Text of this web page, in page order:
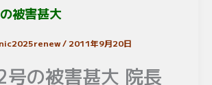
被害甚大
/ 2011年9月20日
の被害甚大 院長